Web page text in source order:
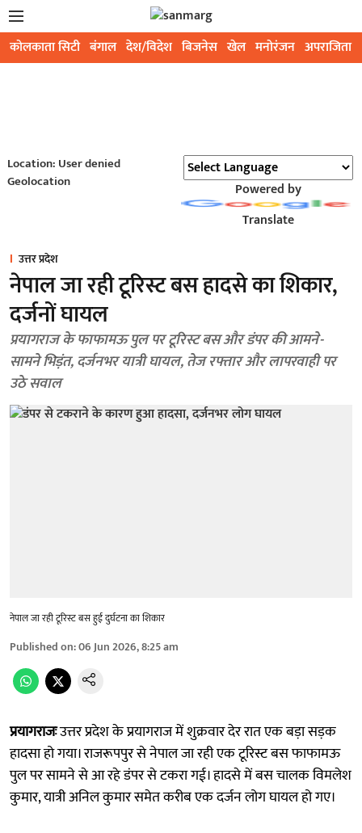
कोलकाता सिटी बंगाल देश/विदेश बिजनेस खेल मनोरंजन अपराजिता
Location: User denied
Geolocation
Powered by
Translate
उत्तर प्रदेश
नेपाल जा रही टूरिस्ट बस हादसे का शिकार,
दर्जनों घायल
प्रयागराज के फाफामऊ पुल पर टूरिस्ट बस और डंपर की आमने-
सामने भिड़ंत, दर्जनभर यात्री घायल, तेज रफ्तार और लापरवाही पर
उठे सवाल
नेपाल जा रही टूरिस्ट बस हुई दुर्घटना का शिकार
Published on:06 Jun 2026, 8:25 am
प्रयागराजःउत्तर प्रदेश के प्रयागराज में शुक्रवार देर रात एक बड़ा सड़क
हादसा हो गया। राजरूपपुर से नेपाल जा रही एक टूरिस्ट बस फाफामऊ
पुल पर सामने से आ रहे डंपर से टकरा गई। हादसे में बस चालक विमलेश
कुमार, यात्री अनिल कुमार समेत करीब एक दर्जन लोग घायल हो गए।